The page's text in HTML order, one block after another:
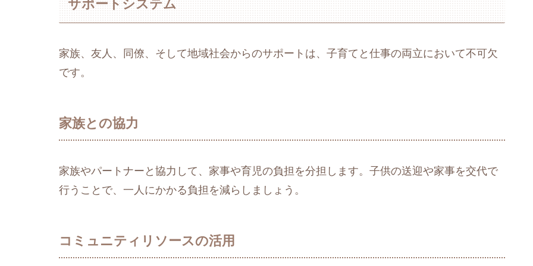
サポートシステム
家族、友人、同僚、そして地域社会からのサポートは、子育てと仕事の両立において不可欠
です。
家族との協力
家族やパートナーと協力して、家事や育児の負担を分担します。子供の送迎や家事を交代で
行うことで、一人にかかる負担を減らしましょう。
コミュニティリソースの活用